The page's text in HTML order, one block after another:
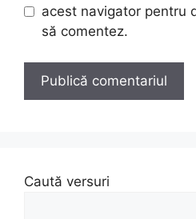
acest navigator pentru
să comentez.
Caută versuri